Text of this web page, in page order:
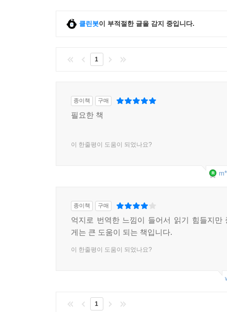
클린봇이 부적절한 글을 감지 중입니다.
1
종이책 구매
필요한 책
이 한줄평이 도움이 되었나요?
종이책 구매
억지로 번역한 느낌이 들어서 읽기 힘들지만
게는 큰 도움이 되는 책입니다.
이 한줄평이 도움이 되었나요?
1